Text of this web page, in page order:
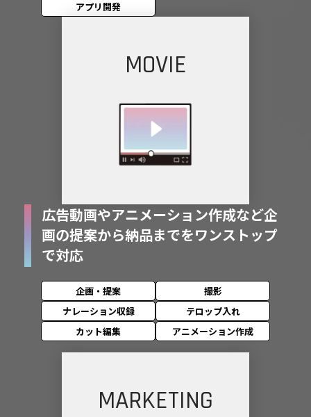
アプリ開発
MOVIE
広告動画やアニメーション作成など企
画の提案から納品までをワンストップ
で対応
企画・提案
撮影
ナレーション収録
テロップ入れ
カット編集
アニメーション作成
MARKETING